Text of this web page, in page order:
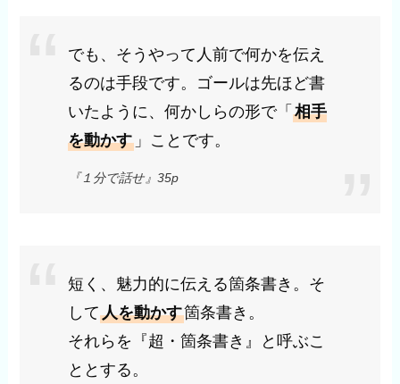
でも、そうやって人前で何かを伝え
るのは手段です。ゴールは先ほど書
いたように、何かしらの形で「相手
を動かす 」ことです。
『１分で話せ』35p
短く、魅力的に伝える箇条書き。そ
して人を動かす箇条書き。
それらを『超・箇条書き』と呼ぶこ
ととする。